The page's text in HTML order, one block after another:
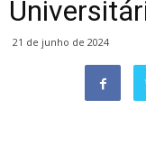
21 de junho de 2024